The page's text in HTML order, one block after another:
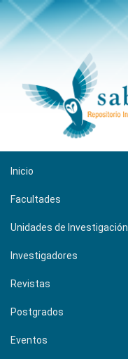
Inicio
Facultades
Unidades de Investigación
Investigadores
Revistas
Postgrados
Eventos